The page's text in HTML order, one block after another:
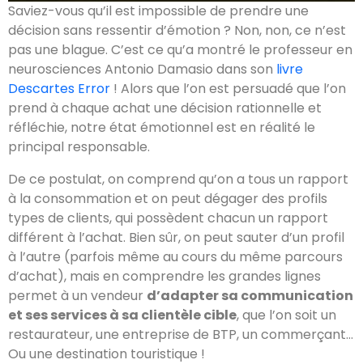
Saviez-vous qu’il est impossible de prendre une
décision sans ressentir d’émotion ? Non, non, ce n’est
pas une blague. C’est ce qu’a montré le professeur en
neurosciences Antonio Damasio dans son livre
Descartes Error ! Alors que l’on est persuadé que l’on
prend à chaque achat une décision rationnelle et
réfléchie, notre état émotionnel est en réalité le
principal responsable.
De ce postulat, on comprend qu’on a tous un rapport
à la consommation et on peut dégager des profils
types de clients, qui possèdent chacun un rapport
différent à l’achat. Bien sûr, on peut sauter d’un profil
à l’autre (parfois même au cours du même parcours
d’achat), mais en comprendre les grandes lignes
permet à un vendeur d’adapter sa communication
et ses services à sa clientèle cible, que l’on soit un
restaurateur, une entreprise de BTP, un commerçant…
Ou une destination touristique !